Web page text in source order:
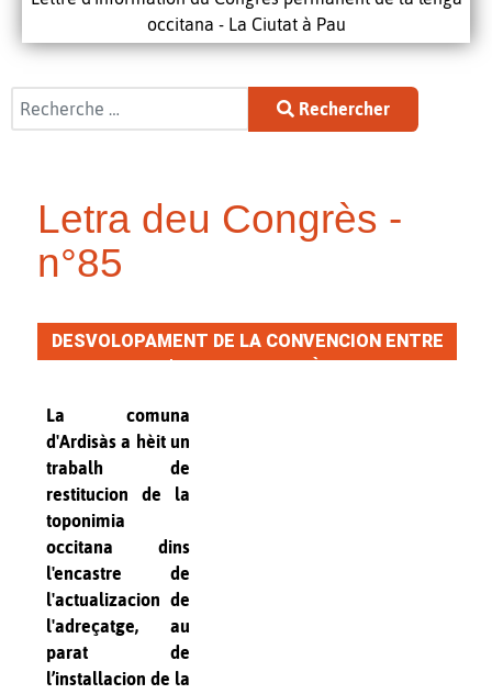
occitana - La Ciutat à Pau
Rechercher
Rechercher
Letra deu Congrès -
n°85
DESVOLOPAMENT DE LA CONVENCION ENTRE
La comuna
d'Ardisàs a hèit un
trabalh de
restitucion de la
toponimia
occitana dins
l'encastre de
l'actualizacion de
l'adreçatge, au
parat de
l’installacion de la